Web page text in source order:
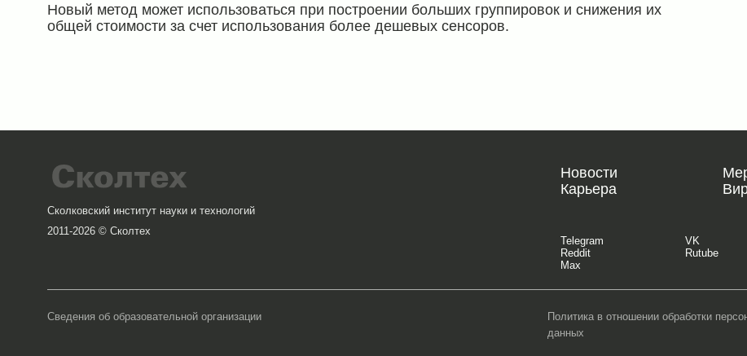
Новый метод может использоваться при построении больших группировок и снижения их
общей стоимости за счет использования более дешевых сенсоров.
Сколковский институт науки и технологий
2011-2026 © Сколтех
Новости
Карьера
Telegram VK
Reddit
Rutube
Max
Сведения об образовательной организации
Политика в отношении обработки
данных